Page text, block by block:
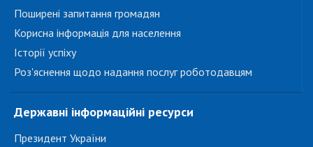
Поширені запитання громадян
Корисна інформація для населення
Історії успіху
Роз'яснення щодо надання послуг роботодавцям
Державні інформаційні ресурси
Президент України